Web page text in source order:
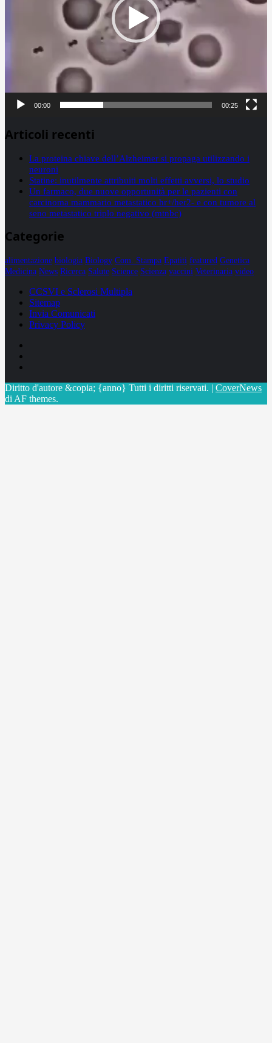
00:00 00:25
Articoli recenti
La proteina chiave dell’Alzheimer si propaga utilizzando i
neuroni
Statine: inutilmente attribuiti molti effetti avversi, lo studio
Un farmaco, due nuove opportunità per le pazienti con
carcinoma mammario metastatico hr+/her2- e con tumore al
seno metastatico triplo negativo (mtnbc)
Categorie
alimentazione biologia Biology Com. Stampa Epatiti featured Genetica
Medicina News Ricerca Salute Science Scienza vaccini Veterinaria video
CCSVI e Sclerosi Multipla
Sitemap
Invia Comunicati
Privacy Policy
Diritto d'autore &copia; {anno} Tutti i diritti riservati. | CoverNews
di AF themes.